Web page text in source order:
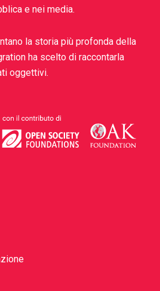
e nei media.
la storia più profonda della
ha scelto di raccontarla
oggettivi.